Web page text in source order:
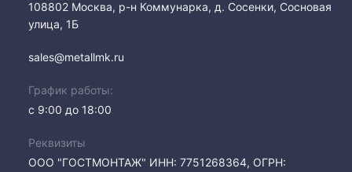
108802​ Москва, р-н Коммунарка, д. Сосенки, Сосновая
улица, 1Б
sales@metallmk.ru
График работы:
с 9:00 до 18:00
Реквизиты
ООО "ГОСТМОНТАЖ" ИНН: 7751268364, ОГРН: